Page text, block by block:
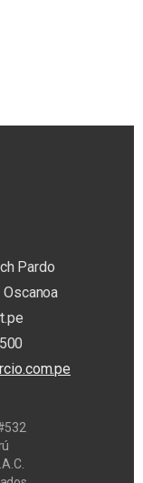
Pardo
Oscanoa